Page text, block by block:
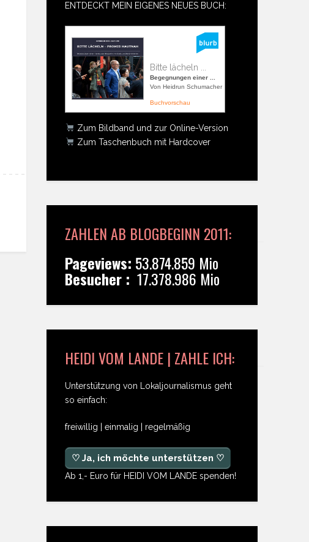
ENTDECKT MEIN EIGENES NEUES BUCH:
Bitte lächeln ...
Begegnungen einer ...
Von Heidrun Schumacher
Buchvorschau
Zum Bildband und zur Online-Version
Zum Taschenbuch mit Hardcover
ZAHLEN AB BLOGBEGINN 2011:
Pageviews: 53.874.859 Mio
Besucher : 17.378.986 Mio
HEIDI VOM LANDE | ZAHLE ICH:
Unterstützung von Lokaljournalismus geht
so einfach:
freiwillig | einmalig | regelmäßig
♡ Ja, ich möchte unterstützen ♡
Ab 1,- Euro für HEIDI VOM LANDE spenden!